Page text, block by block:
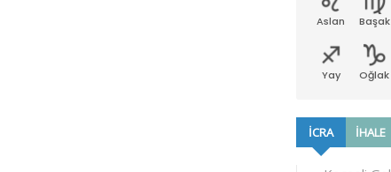
Aslan Başak
Yay Oğlak